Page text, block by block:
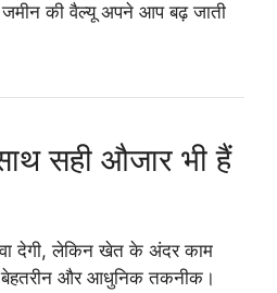
की वैल्यू अपने आप बढ़ जाती
सही औजार भी हैं
देगी, लेकिन खेत के अंदर काम
और आधुनिक तकनीक।